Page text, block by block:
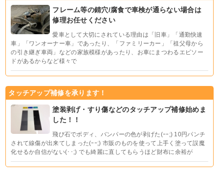
フレーム等の錆穴/腐食で車検が通らない場合は
修理お任せください
愛車として大切にされている理由は「旧車」「通勤快速
車」「ワンオーナー車」であったり、「ファミリーカー」「祖父母から
の引き継ぎ車両」などの家族模様があったり、お車にまつわるエピソー
ドがあるからなど様々で
タッチアップ補修を承ります！
塗装剥げ・すり傷などのタッチアップ補修始めま
した！！
飛び石でボディ、バンパーの色が剥げた(ｰｰ;) 10円パンチ
されて線傷が出来てしまった(ｰｰ;) 市販のものを使って上手く塗って誤魔
化せるか自信がない(･･;) でも綺麗に直してもらうほど財布に余裕が